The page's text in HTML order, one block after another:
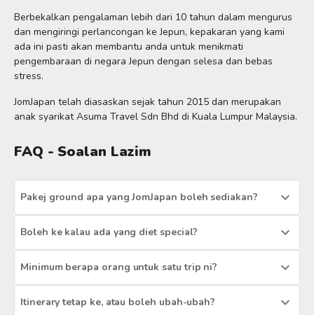
Berbekalkan pengalaman lebih dari 10 tahun dalam mengurus
dan mengiringi perlancongan ke Jepun, kepakaran yang kami
ada ini pasti akan membantu anda untuk menikmati
pengembaraan di negara Jepun dengan selesa dan bebas
stress.
JomJapan telah diasaskan sejak tahun 2015 dan merupakan
anak syarikat Asuma Travel Sdn Bhd di Kuala Lumpur Malaysia.
FAQ - Soalan Lazim
Pakej ground apa yang JomJapan boleh sediakan?
Boleh ke kalau ada yang diet special?
Minimum berapa orang untuk satu trip ni?
Itinerary tetap ke, atau boleh ubah-ubah?